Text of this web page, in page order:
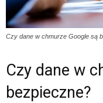
Czy dane w chmurze Google są
Czy dane w
bezpieczne?